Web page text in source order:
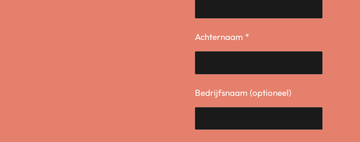
Achternaam *
Bedrijfsnaam (optioneel)